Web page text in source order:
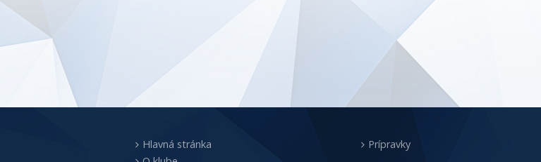
Hlavná stránka
Prípravky